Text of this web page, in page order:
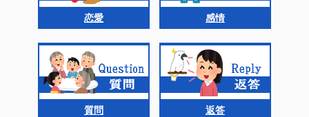
恋愛 感情
質問 返答